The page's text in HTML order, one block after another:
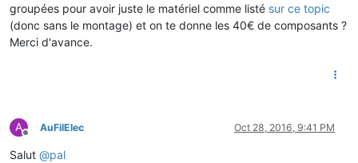
groupées pour avoir juste le matériel comme listé sur ce topic
(donc sans le montage) et on te donne les 40€ de composants ?
Merci d'avance.
A
Offline
AuFilElec Oct 28, 2016, 9:41 PM
Salut @pal